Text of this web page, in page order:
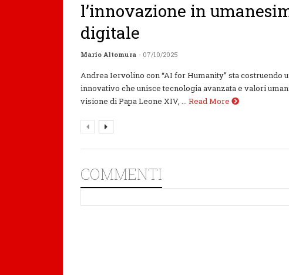
l’innovazione in
digitale
Mario Altomura - 07/10/2025
Andrea Iervolino con “AI for Humanity” sta costruendo
innovativo che unisce tecnologia avanzata e valori
visione di Papa Leone XIV, ... Read More
COMMENTI